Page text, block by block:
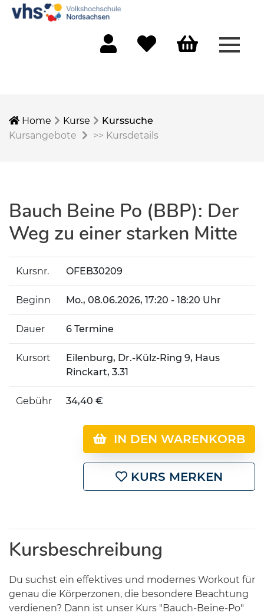
Home Kurse
Kurssuche
Kursangebote
>> Kursdetails
Bauch Beine Po (BBP): Der
Weg zu einer starken Mitte
Kursnr. OFEB30209
Beginn Mo., 08.06.2026, 17:20 - 18:20 Uhr
Dauer 6 Termine
Kursort
Eilenburg, Dr.-Külz-Ring 9, Haus
Rinckart, 3.31
Gebühr 34,40 €
IN DEN WARENKORB
KURS MERKEN
Kursbeschreibung
Du suchst ein effektives und modernes Workout für
genau die Körperzonen, die besondere Beachtung
verdienen? Dann ist unser Kurs "Bauch-Beine-Po"